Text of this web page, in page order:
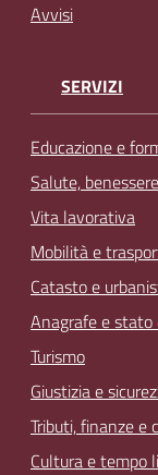
Avvisi
SERVIZI
Educazione e
Salute,
Vita lavorativa
Mobilità e
Catasto e
Anagrafe e stato
Turismo
Giustizia e
Tributi, finanze e
Cultura e tempo